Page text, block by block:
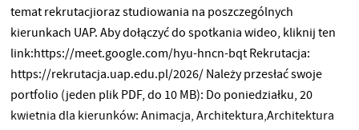
temat rekrutacjioraz studiowania na poszczególnych
kierunkach UAP. Aby dołączyć do spotkania wideo, kliknij ten
link:https://meet.google.com/hyu-hncn-bqt Rekrutacja:
https://rekrutacja.uap.edu.pl/2026/ Należy przesłać swoje
portfolio (jeden plik PDF, do 10 MB): Do poniedziałku, 20
kwietnia dla kierunków: Animacja, Architektura,Architektura